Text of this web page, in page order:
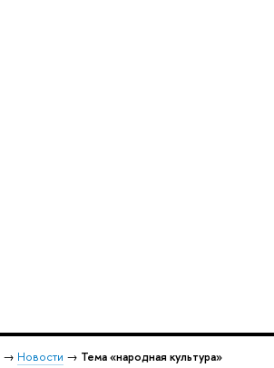
→ Новости → Тема «народная культура»